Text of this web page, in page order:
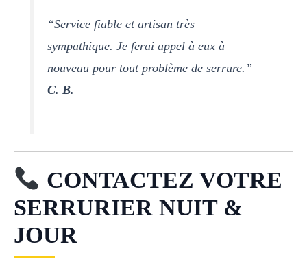
“Service fiable et artisan très
sympathique. Je ferai appel à eux à
nouveau pour tout problème de serrure.” –
C. B.
CONTACTEZ VOTRE
SERRURIER NUIT &
JOUR